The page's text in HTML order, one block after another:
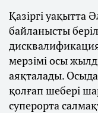
Қазіргі уақытта
байланысты
мерзімі осы
аяқталады.
қолғап шебері
суперорта